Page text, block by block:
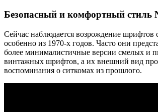
Безопасный и комфортный стиль
Сейчас наблюдается возрождение шрифтов
особенно из 1970-х годов. Часто они
более минималистичные версии смелых и
винтажных шрифтов, а их внешний вид
воспоминания о ситкомах из прошлого.